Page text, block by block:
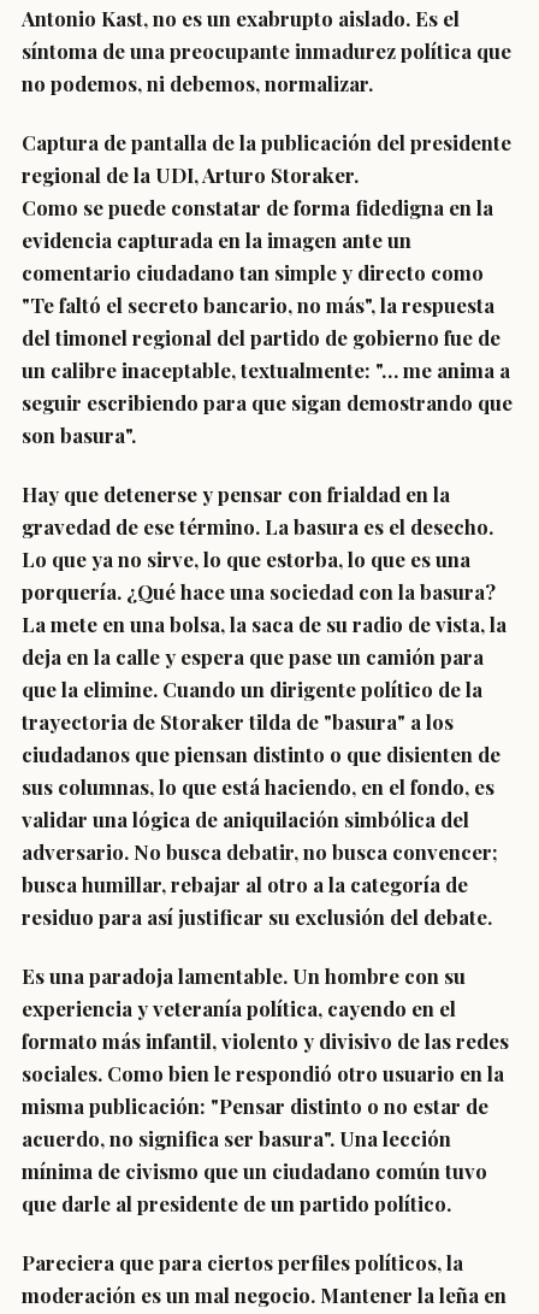
Antonio Kast, no es un exabrupto aislado. Es el
síntoma de una preocupante inmadurez política que
no podemos, ni debemos, normalizar.
Captura de pantalla de la publicación del presidente
regional de la UDI, Arturo Storaker.
Como se puede constatar de forma fidedigna en la
evidencia capturada en la imagen ante un
comentario ciudadano tan simple y directo como
"Te faltó el secreto bancario, no más", la respuesta
del timonel regional del partido de gobierno fue de
un calibre inaceptable, textualmente: "… me anima a
seguir escribiendo para que sigan demostrando que
son basura".
Hay que detenerse y pensar con frialdad en la
gravedad de ese término. La basura es el desecho.
Lo que ya no sirve, lo que estorba, lo que es una
porquería. ¿Qué hace una sociedad con la basura?
La mete en una bolsa, la saca de su radio de vista, la
deja en la calle y espera que pase un camión para
que la elimine. Cuando un dirigente político de la
trayectoria de Storaker tilda de "basura" a los
ciudadanos que piensan distinto o que disienten de
sus columnas, lo que está haciendo, en el fondo, es
validar una lógica de aniquilación simbólica del
adversario. No busca debatir, no busca convencer;
busca humillar, rebajar al otro a la categoría de
residuo para así justificar su exclusión del debate.
Es una paradoja lamentable. Un hombre con su
experiencia y veteranía política, cayendo en el
formato más infantil, violento y divisivo de las redes
sociales. Como bien le respondió otro usuario en la
misma publicación: "Pensar distinto o no estar de
acuerdo, no significa ser basura". Una lección
mínima de civismo que un ciudadano común tuvo
que darle al presidente de un partido político.
Pareciera que para ciertos perfiles políticos, la
moderación es un mal negocio. Mantener la leña en